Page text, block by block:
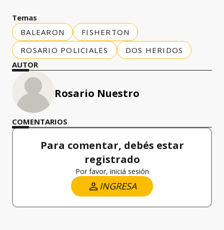
Temas
BALEARON
FISHERTON
ROSARIO POLICIALES
DOS HERIDOS
AUTOR
Rosario Nuestro
COMENTARIOS
Para comentar, debés estar
registrado
Por favor, iniciá sesión
INGRESA